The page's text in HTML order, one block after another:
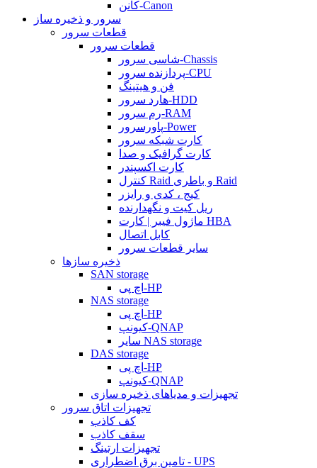
کانن-Canon
سرور و ذخیره ساز
قطعات سرور
قطعات سرور
شاسی سرور-Chassis
پردازنده سرور-CPU
فن و هیتینگ
هارد سرور-HDD
رم سرور-RAM
پاورسرور-Power
کارت شبکه سرور
کارت گرافیک و صدا
کارت اکسپندر
کنترل Raid و باطری Raid
کیج ، کدی و رایزر
ریل کیت و نگهدارنده
ماژول فیبر | کارت HBA
کابل اتصال
سایر قطعات سرور
ذخیره سازها
SAN storage
اچ پی-HP
NAS storage
اچ پی-HP
کیونپ-QNAP
سایر NAS storage
DAS storage
اچ پی-HP
کیونپ-QNAP
تجهیزات و مدیاهای ذخیره سازی
تجهیزات اتاق سرور
کف کاذب
سقف کاذب
تجهیزات ارتینگ
تامین برق اضطراری - UPS